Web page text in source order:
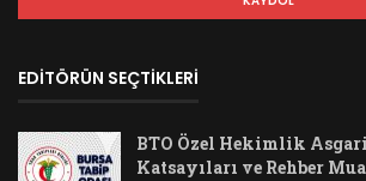
EDİTÖRÜN SEÇTİKLERİ
BTO Özel Hekimlik
Katsayıları ve Rehber